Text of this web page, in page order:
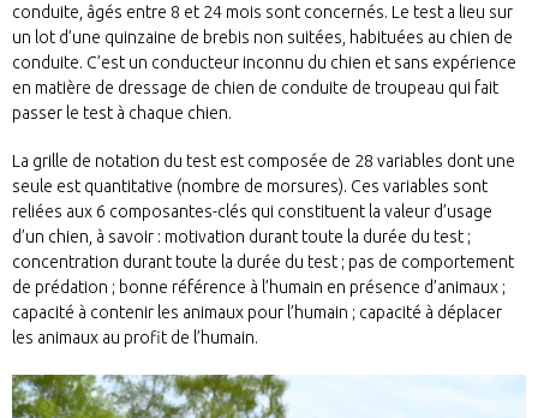
conduite, âgés entre 8 et 24 mois sont concernés. Le test a lieu sur
un lot d’une quinzaine de brebis non suitées, habituées au chien de
conduite. C’est un conducteur inconnu du chien et sans expérience
en matière de dressage de chien de conduite de troupeau qui fait
passer le test à chaque chien.
La grille de notation du test est composée de 28 variables dont une
seule est quantitative (nombre de morsures). Ces variables sont
reliées aux 6 composantes-clés qui constituent la valeur d’usage
d’un chien, à savoir : motivation durant toute la durée du test ;
concentration durant toute la durée du test ; pas de comportement
de prédation ; bonne référence à l’humain en présence d’animaux ;
capacité à contenir les animaux pour l’humain ; capacité à déplacer
les animaux au profit de l’humain.